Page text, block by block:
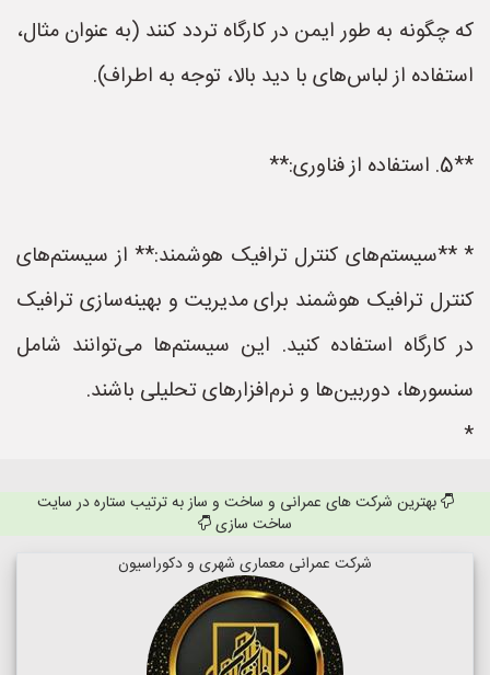
که چگونه به طور ایمن در کارگاه تردد کنند (به عنوان مثال،
استفاده از لباس‌های با دید بالا، توجه به اطراف).
**5. استفاده از فناوری:**
* **سیستم‌های کنترل ترافیک هوشمند:** از سیستم‌های
کنترل ترافیک هوشمند برای مدیریت و بهینه‌سازی ترافیک
در کارگاه استفاده کنید. این سیستم‌ها می‌توانند شامل
سنسورها، دوربین‌ها و نرم‌افزارهای تحلیلی باشند.
*
بهترین شرکت های عمرانی و ساخت و ساز به ترتیب ستاره در سایت
ساخت سازی
شرکت عمرانی معماری شهری و دکوراسیون